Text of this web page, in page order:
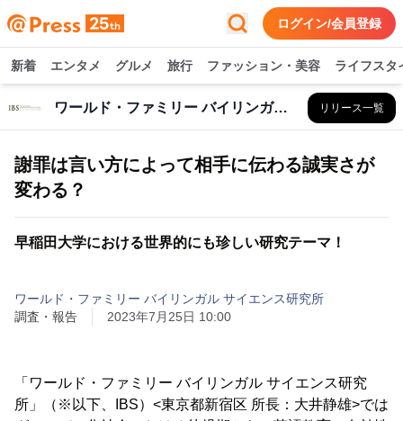
ログイン/会員登録
新着 エンタメ グルメ 旅行 ファッション・美容 ライフスタ
ワールド・ファミリー バイリンガル サイエンス研究所 リリース一覧
謝罪は言い方によって相手に伝わる誠実さが
変わる？
早稲田大学における世界的にも珍しい研究テーマ！
ワールド・ファミリー バイリンガル サイエンス研究所
調査・報告
2023年7月25日 10:00
「ワールド・ファミリー バイリンガル サイエンス研究
所」（※以下、IBS）<東京都新宿区 所長：大井静雄>では